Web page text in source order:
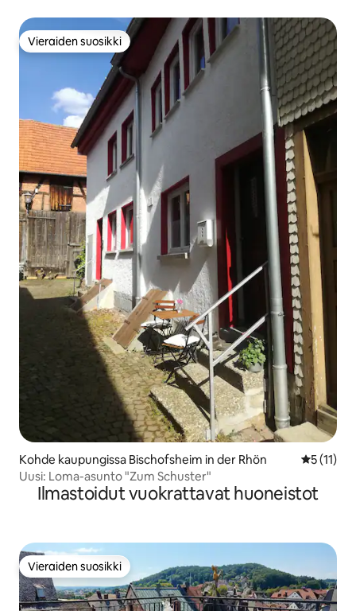
Vieraiden suosikki
Vieraiden suosikki
Kohde kaupungissa Bischofsheim in der Rhön
5 (11)
Uusi: Loma-asunto "Zum Schuster"
Ilmastoidut vuokrattavat huoneistot
Vieraiden suosikki
Vieraiden suosikki